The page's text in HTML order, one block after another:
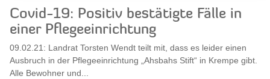
Covid-19: Positiv bestätigte Fälle in
einer Pflegeeinrichtung
09.02.21: Landrat Torsten Wendt teilt mit, dass es leider einen
Ausbruch in der Pflegeeinrichtung „Ahsbahs Stift“ in Krempe gibt.
Alle Bewohner und...